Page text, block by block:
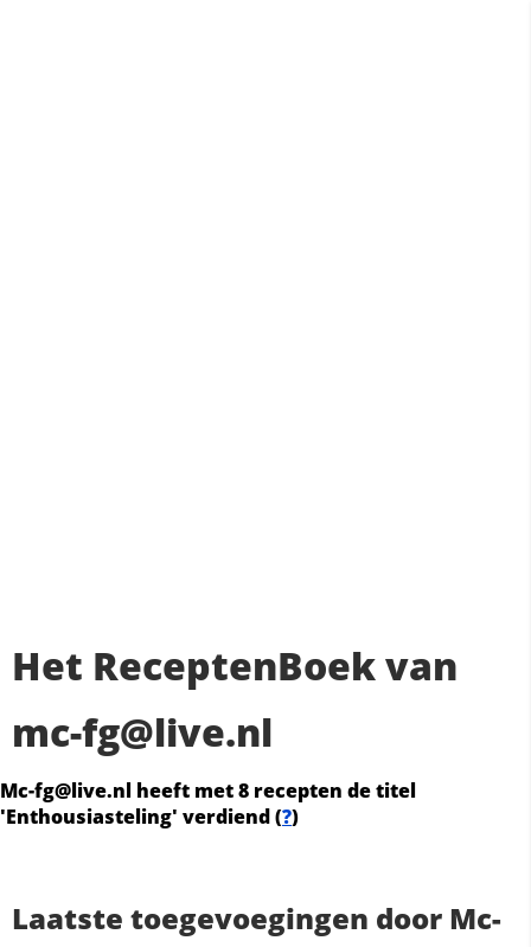
Het ReceptenBoek van
mc-fg@live.nl
Mc-fg@live.nl heeft met 8 recepten de titel
'Enthousiasteling' verdiend (?)
Laatste toegevoegingen door Mc-